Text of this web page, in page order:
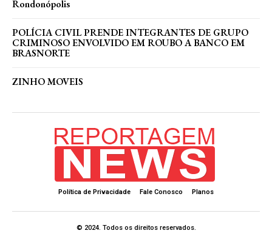
Rondonópolis
POLÍCIA CIVIL PRENDE INTEGRANTES DE GRUPO
CRIMINOSO ENVOLVIDO EM ROUBO A BANCO EM
BRASNORTE
ZINHO MOVEIS
Política de Privacidade Fale Conosco Planos
© 2024. Todos os direitos reservados.